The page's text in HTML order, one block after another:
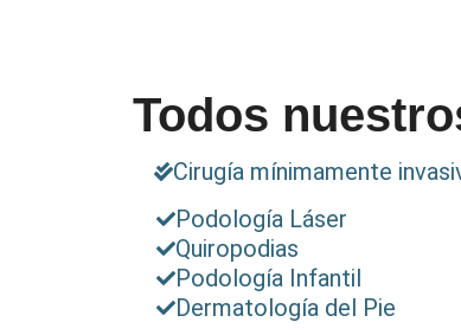
Todos
Cirugía mínimamente
Podología Láser
Quiropodias
Podología Infantil
Dermatología del Pie